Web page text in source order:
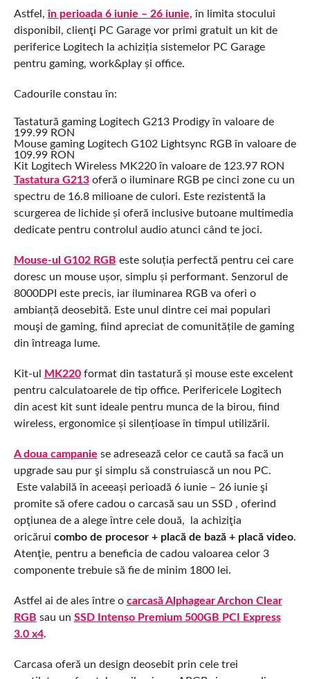
Astfel,în perioada 6 iunie – 26 iunie, în limita stocului
disponibil, clienţi PC Garage vor primi gratuit un kit de
periferice Logitech la achiziția sistemelor PC Garage
pentru gaming, work&play și office.
Cadourile constau în:
Tastatură gaming Logitech G213 Prodigy în valoare de
199.99 RON
Mouse gaming Logitech G102 Lightsync RGB în valoare de
109.99 RON
Kit Logitech Wireless MK220 în valoare de 123.97 RON
Tastatura G213oferă o iluminare RGB pe cinci zone cu un
spectru de 16.8 milioane de culori. Este rezistentă la
scurgerea de lichide și oferă inclusive butoane multimedia
dedicate pentru controlul audio atunci când te joci.
Mouse-ul G102 RGB este soluția perfectă pentru cei care
doresc un mouse ușor, simplu și performant. Senzorul de
8000DPI este precis, iar iluminarea RGB va oferi o
ambianță deosebită. Este unul dintre cei mai populari
mouşi de gaming, fiind apreciat de comunitățile de gaming
din întreaga lume.
Kit-ul MK220format din tastatură și mouse este excelent
pentru calculatoarele de tip office. Perifericele Logitech
din acest kit sunt ideale pentru munca de la birou, fiind
wireless, ergonomice și silențioase în timpul utilizării.
A doua campanie se adresează celor ce caută sa facă un
upgrade sau pur şi simplu să construiască un nou PC.
Este valabilă în aceeași perioadă 6 iunie – 26 iunie şi
promite să ofere cadou o carcasă sau un SSD , oferind
opţiunea de a alege între cele două, la achiziţia
oricărui combo de procesor + placă de bază + placă video.
Atenţie, pentru a beneficia de cadou valoarea celor 3
componente trebuie să fie de minim 1800 lei.
Astfel ai de ales între o carcasă Alphagear Archon Clear
RGB sau un SSD Intenso Premium 500GB PCI Express
3.0 x4.
Carcasa oferă un design deosebit prin cele trei